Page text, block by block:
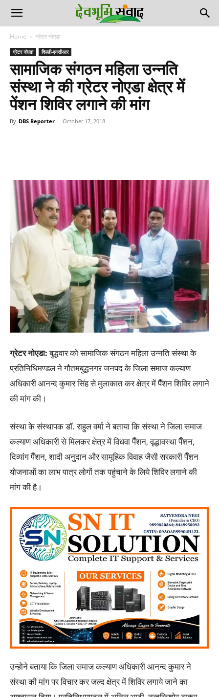
Home ग्रेटर नोएडा
ग्रेटर नोएडा दिल्ली-एनसीआर
सामाजिक संगठन महिला उन्नति
संस्था ने की ग्रेटर नोएडा क्षेत्र में
पेंशन शिविर लगाने की मांग
By DBS Reporter - October 17, 2018
ग्रेटर नोएडा:बुद्धवार को सामाजिक संगठन महिला उन्नति संस्था के
प्रतिनिधिमण्डल ने गौतमबुद्धनगर जनपद के जिला समाज कल्याण
अधिकारी आनन्द कुमार सिंह से मुलाकात कर क्षेत्र में पैँशन शिविर लगाने
की मांग की।
संस्था के संस्थापक डॉ. राहुल वर्मा ने बताया कि संस्था ने जिला समाज
कल्याण अधिकारी से मिलकर क्षेत्र में विधवा पैँशन, वृद्धावस्था पैँशन,
दिव्यांग पैँशन, शादी अनुदान और सामूहिक विवाह जैसी सरकारी पैँशन
योजनाओं का लाभ पात्र लोगों तक पहुंचाने के लिये शिविर लगाने की
मांग की है।
उन्होने बताया कि जिला समाज कल्याण अधिकारी आनन्द कुमार ने
संस्था की मांग पर विचार कर जल्द क्षेत्र में शिविर लगाये जाने का